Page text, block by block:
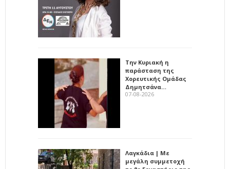
Την Κυριακή η
παράσταση της
Χορευτικής Ομάδας
Δημητσάνα…
07-08-2026
Λαγκάδια | Με
μεγάλη συμμετοχή